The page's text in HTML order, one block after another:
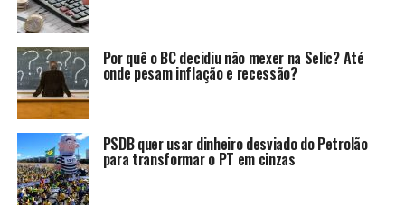
Por quê o BC decidiu não mexer na Selic? Até
onde pesam inflação e recessão?
PSDB quer usar dinheiro desviado do Petrolão
para transformar o PT em cinzas